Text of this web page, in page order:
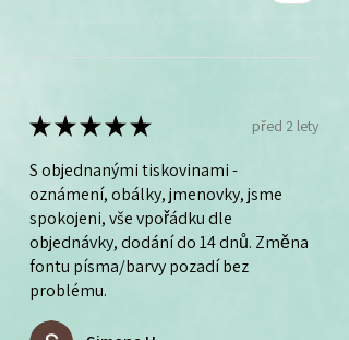
★★★★★ před 2 lety
S objednanými tiskovinami -
oznámení, obálky, jmenovky, jsme
spokojeni, vše vpořádku dle
objednávky, dodání do 14 dnů. Změna
fontu písma/barvy pozadí bez
problému.